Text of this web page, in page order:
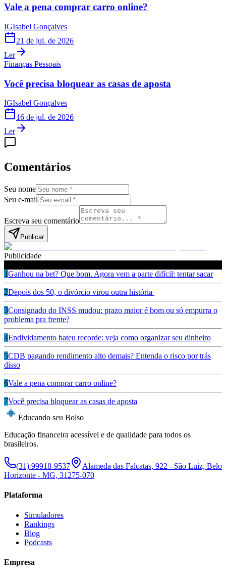
Vale a pena comprar carro online?
IGIsabel Gonçalves
21 de jul. de 2026
Ler
Finanças Pessoais
Você precisa bloquear as casas de aposta
IGIsabel Gonçalves
16 de jul. de 2026
Ler
Comentários
Seu nome
Seu e-mail
Escreva seu comentário
Publicar
Publicidade
1Ganhou na bet? Que bom. Agora vem a parte difícil: tentar sacar
2Depois dos 50, o divórcio virou outra história
3Consignado do INSS mudou: prazo maior é bom ou só empurra o
problema pra frente?
4Endividamento bateu recorde: veja como organizar seu dinheiro
5CDB pagando rendimento alto demais? Entenda o risco por trás
disso
6Vale a pena comprar carro online?
7Você precisa bloquear as casas de aposta
Educando seu Bolso
Educação financeira acessível e de qualidade para todos os
brasileiros.
(31) 99918-9537
Alameda das Falcatas, 922 - São Luiz, Belo
Horizonte - MG, 31275-070
Plataforma
Simuladores
Rankings
Blog
Podcasts
Empresa